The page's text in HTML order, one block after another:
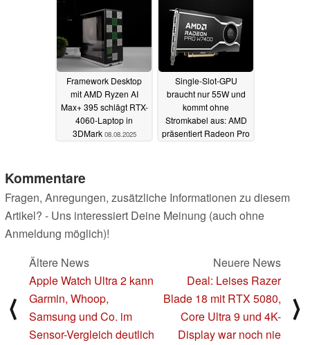
14.08.2025
Framework Desktop
mit AMD Ryzen AI
Max+ 395 schlägt RTX-
4060-Laptop in
3DMark 08.08.2025
Single-Slot-GPU
braucht nur 55W und
kommt ohne
Stromkabel aus: AMD
präsentiert Radeon Pro
Kommentare
Fragen, Anregungen, zusätzliche Informationen zu diesem
Artikel? - Uns interessiert Deine Meinung (auch ohne
Anmeldung möglich)!
⟨
Ältere News
Apple Watch Ultra 2 kann
Garmin, Whoop,
Samsung und Co. im
Sensor-Vergleich deutlich
Neuere News
Deal: Leises Razer
Blade 18 mit RTX 5080,
Core Ultra 9 und 4K-
Display war noch nie
⟩